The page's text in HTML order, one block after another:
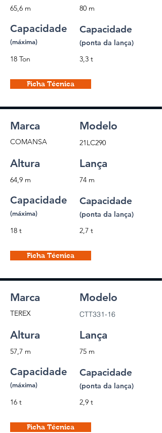
Capacidade
(máxima)
Capacidade
(ponta da lança)
Ficha Técnica
65,6 m 80 m
18 Ton 3,3 t
Marca Modelo
Altura Lança
Capacidade
(máxima)
Capacidade
(ponta da lança)
Ficha Técnica
COMANSA 21LC290
64,9 m 74 m
18 t 2,7 t
Marca Modelo
Altura Lança
Capacidade
(máxima)
Capacidade
(ponta da lança)
Ficha Técnica
TEREX CTT331-16
57,7 m 75 m
16 t 2,9 t